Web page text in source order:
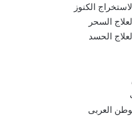
الكنوز
السحر
الحسد
العربى